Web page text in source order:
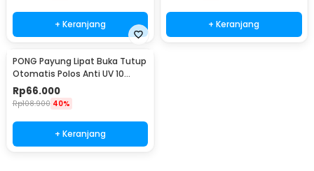
+ Keranjang + Keranjang
PONG Payung Lipat Buka Tutup
Otomatis Polos Anti UV 10
Bone 107cm - CJZ15
Rp66.000
Rp108.900 40%
+ Keranjang